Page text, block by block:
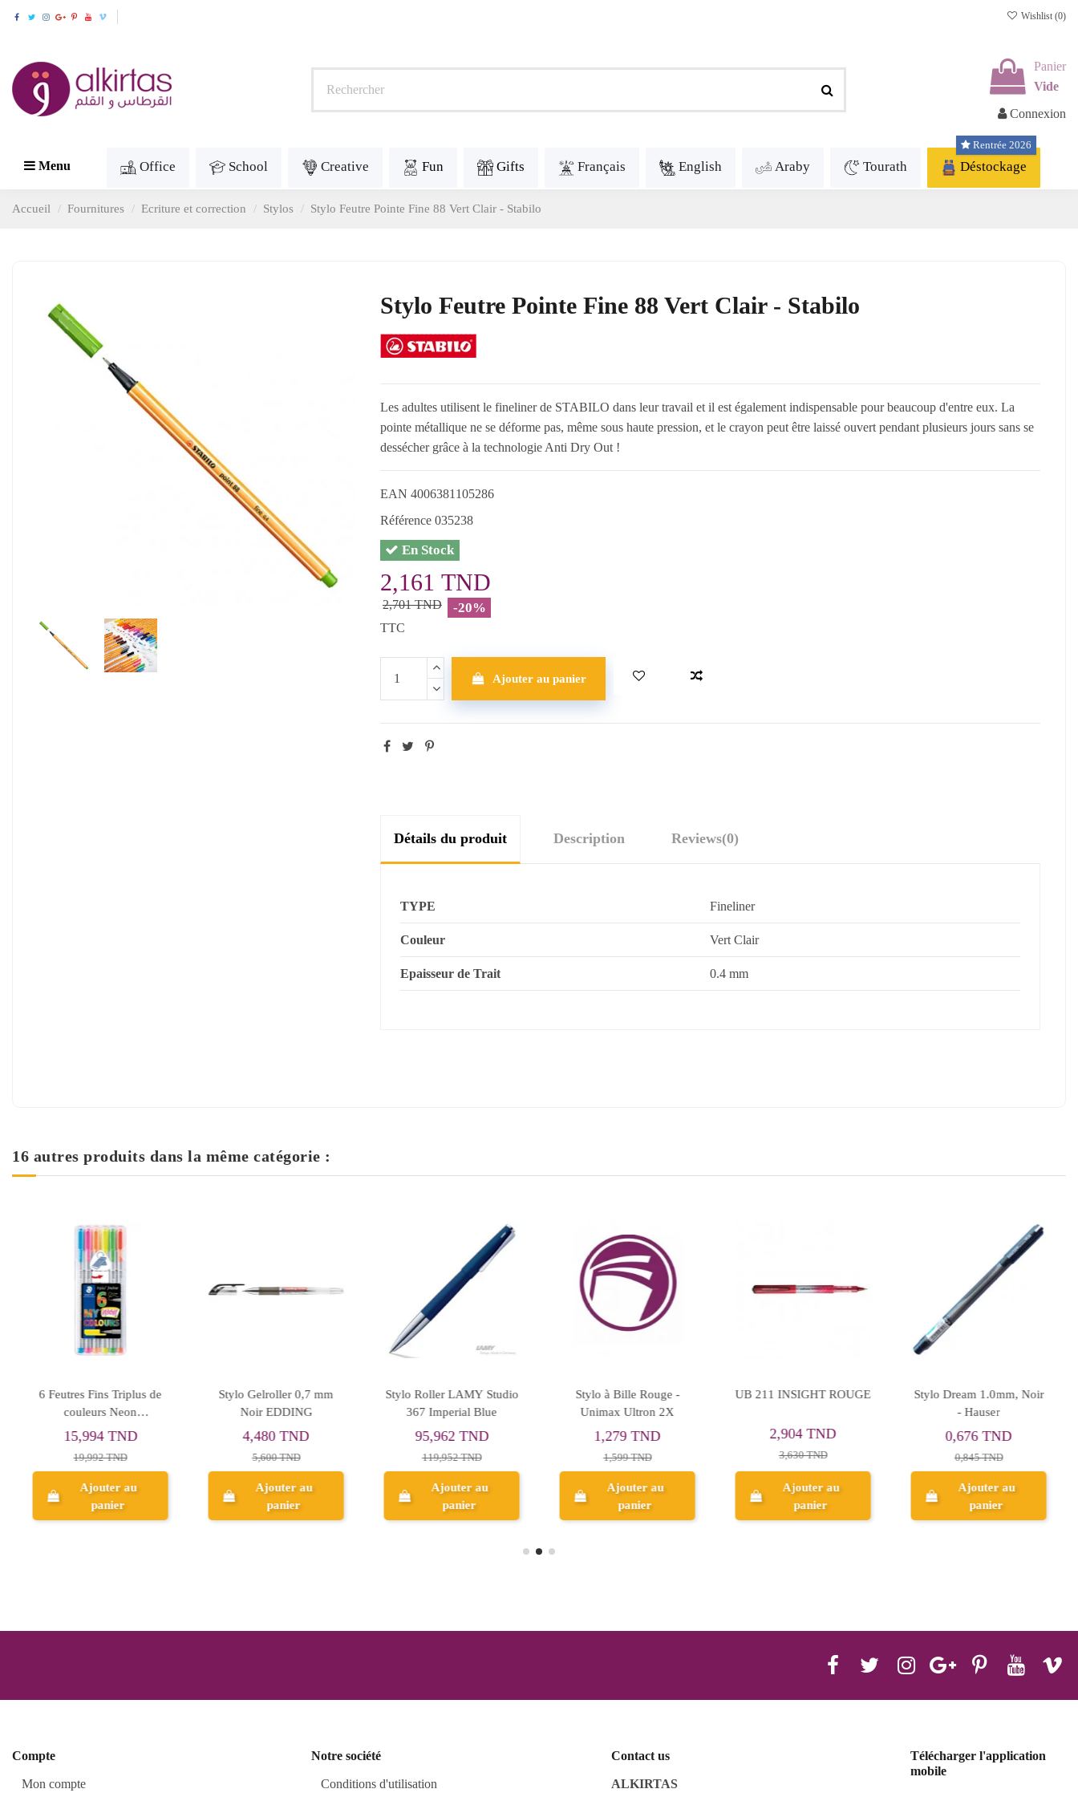
Wishlist (0)
Panier
Vide
Connexion
Menu Office School Creative Fun Gifts Français English Araby Tourath Déstockage
Rentrée 2026
Accueil Fournitures Ecriture et correction Stylos Stylo Feutre Pointe Fine 88 Vert Clair - Stabilo
Stylo Feutre Pointe Fine 88 Vert Clair - Stabilo
Les adultes utilisent le fineliner de STABILO dans leur travail et il est également indispensable pour beaucoup d'entre eux. La
pointe métallique ne se déforme pas, même sous haute pression, et le crayon peut être laissé ouvert pendant plusieurs jours sans se
dessécher grâce à la technologie Anti Dry Out !
EAN 4006381105286
Référence 035238
En Stock
2,161 TND
2,701 TND -20%
TTC
Ajouter au panier
Détails du produit Description Reviews(0)
TYPE Fineliner
Couleur Vert Clair
Epaisseur de Trait 0.4 mm
16 autres produits dans la même catégorie :
6 Feutres Fins Triplus de
couleurs Neon
STAEDTLER
15,994 TND
19,992 TND
Ajouter au
panier
Stylo Gelroller 0,7 mm
Noir EDDING
4,480 TND
5,600 TND
Ajouter au
panier
Stylo Roller LAMY Studio
367 Imperial Blue
95,962 TND
119,952 TND
Ajouter au
panier
Stylo à Bille Rouge -
Unimax Ultron 2X
1,279 TND
1,599 TND
Ajouter au
panier
UB 211 INSIGHT ROUGE
2,904 TND
3,630 TND
Ajouter au
panier
Stylo Dream 1.0mm, Noir
- Hauser
0,676 TND
0,845 TND
Ajouter au
panier
Compte
Mon compte
Notre société
Conditions d'utilisation
Contact us
ALKIRTAS
Télécharger l'application
mobile